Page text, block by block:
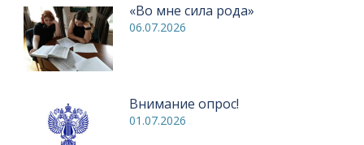
«Во мне сила рода»
06.07.2026
Внимание опрос!
01.07.2026